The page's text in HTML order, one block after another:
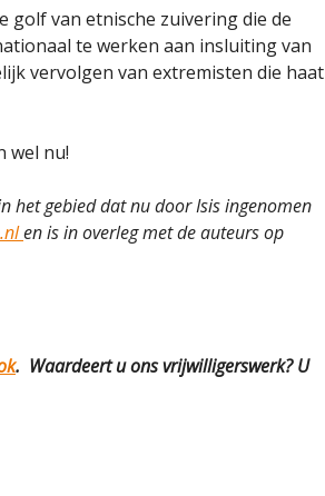
golf van etnische zuivering die de
te werken aan insluiting van
vervolgen van extremisten die haat
wel nu!
het gebied dat nu door Isis ingenomen
en is in overleg met de auteurs op
. Waardeert u ons vrijwilligerswerk? U